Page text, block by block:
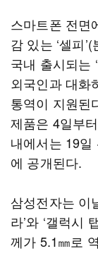
스마트폰 전면
감 있는 ‘셀피
국내 출시되는
외국인과 대화
통역이 지원된
제품은 4일부
내에서는 19일
에 공개된다.
삼성전자는 이
라’와 ‘갤럭시
께가 5.1㎜로